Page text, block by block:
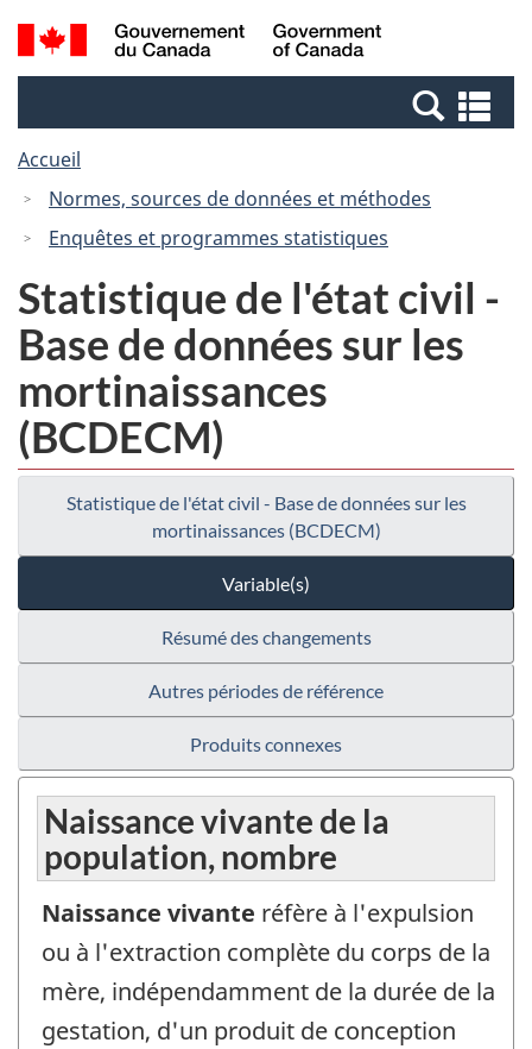
Passer
au
Passer
à
Canada
Recherche
et
et
Accueil
Normes, sources de données et méthodes
Enquêtes et programmes statistiques
Statistique de l'état civil -
Base de données sur les
mortinaissances
(BCDECM)
Statistique de l'état civil - Base de données sur les
mortinaissances (BCDECM)
Variable(s)
Résumé des changements
Autres périodes de référence
Produits connexes
Naissance vivante de la
population, nombre
Naissance vivante réfère à l'expulsion
ou à l'extraction complète du corps de la
mère, indépendamment de la durée de la
gestation, d'un produit de conception